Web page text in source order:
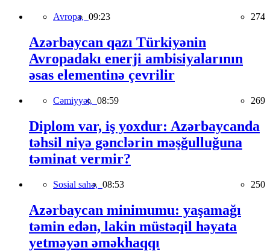
Avropa, 09:23 274
Azərbaycan qazı Türkiyənin
Avropadakı enerji ambisiyalarının
əsas elementinə çevrilir
Cəmiyyət, 08:59 269
Diplom var, iş yoxdur: Azərbaycanda
təhsil niyə gənclərin məşğulluğuna
təminat vermir?
Sosial sahə, 08:53 250
Azərbaycan minimumu: yaşamağı
təmin edən, lakin müstəqil həyata
yetməyən əməkhaqqı